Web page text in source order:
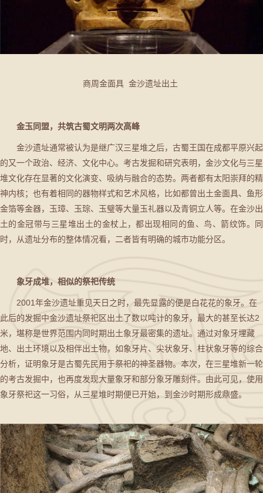
商周金面具 金沙遗址出土
金玉同盟，共筑古蜀文明两次高峰
金沙遗址通常被认为是继广汉三星堆之后，古蜀王国在成都平原兴起
的又一个政治、经济、文化中心。考古发掘和研究表明，金沙文化与三星
堆文化存在显著的文化演变、吸纳与融合的态势。两者都有太阳崇拜的精
神内核；也有着相同的器物样式和艺术风格，比如都曾出土金面具、鱼形
金箔等金器，玉璋、玉琮、玉璧等大量玉礼器以及青铜立人等。在金沙出
土的金冠带与三星堆出土的金杖上，都出现相同的鱼、鸟、箭纹饰。同
时，从遗址分布的整体情况看，二者皆有明确的城市功能分区。
象牙成堆，相似的祭祀传统
2001年金沙遗址重见天日之时，最先显露的便是白花花的象牙。在
此后的发掘中金沙遗址祭祀区出土了数以吨计的象牙，最大的甚至长达2
米，堪称是世界范围内同时期出土象牙最密集的遗址。通过对象牙埋藏
地、出土环境以及相伴出土物，如象牙片、尖状象牙、柱状象牙等的综合
分析，证明象牙是古蜀先民用于祭祀的神圣器物。本次，在三星堆新一轮
的考古发掘中，也再度发现大量象牙和部分象牙雕刻件。由此可见，使用
象牙祭祀这一习俗，从三星堆时期便已开始，到金沙时期形成鼎盛。